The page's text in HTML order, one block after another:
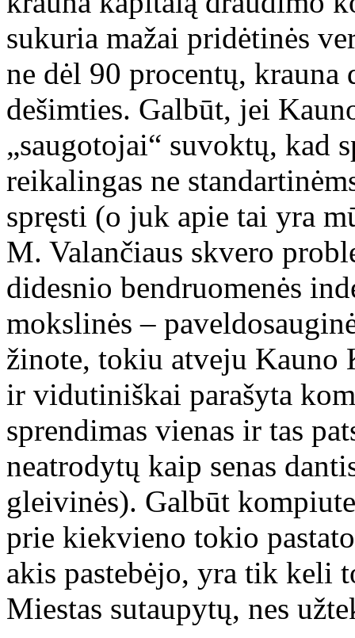
sukuria mažai pridėtinės
ne dėl 90 procentų,
dešimties. Galbūt, jei
„saugotojai“ suvoktų, kad
reikalingas ne
spręsti (o juk apie tai yra
M. Valančiaus skvero
didesnio bendruomenės
mokslinės –
žinote, tokiu atveju
ir vidutiniškai parašyta
sprendimas vienas ir tas
neatrodytų kaip senas
gleivinės). Galbūt
prie kiekvieno tokio
akis pastebėjo, yra tik keli
Miestas sutaupytų, nes